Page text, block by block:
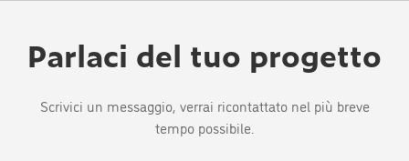
Parlaci del tuo progetto
Scrivici un messaggio, verrai ricontattato nel più breve
tempo possibile.